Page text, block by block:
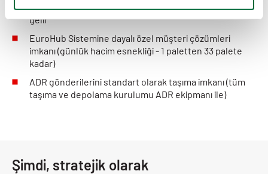
kilometreleri en aza indirerek sürdürülebilirlik anlamına
gelir
EuroHub Sistemine dayalı özel müşteri çözümleri
imkanı (günlük hacim esnekliği - 1 paletten 33 palete
kadar)
ADR gönderilerini standart olarak taşıma imkanı (tüm
taşıma ve depolama kurulumu ADR ekipmanı ile)
Şimdi, stratejik olarak